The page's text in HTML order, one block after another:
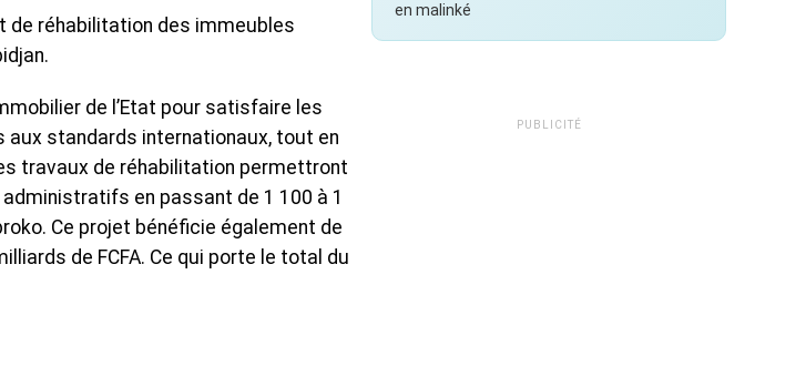
de réhabilitation des immeubles
de l’Etat pour satisfaire les
aux standards internationaux, tout en
travaux de réhabilitation permettront
en passant de 1 100 à 1
Ce projet bénéficie également de
de FCFA. Ce qui porte le total du
en malinké
PUBLICITÉ